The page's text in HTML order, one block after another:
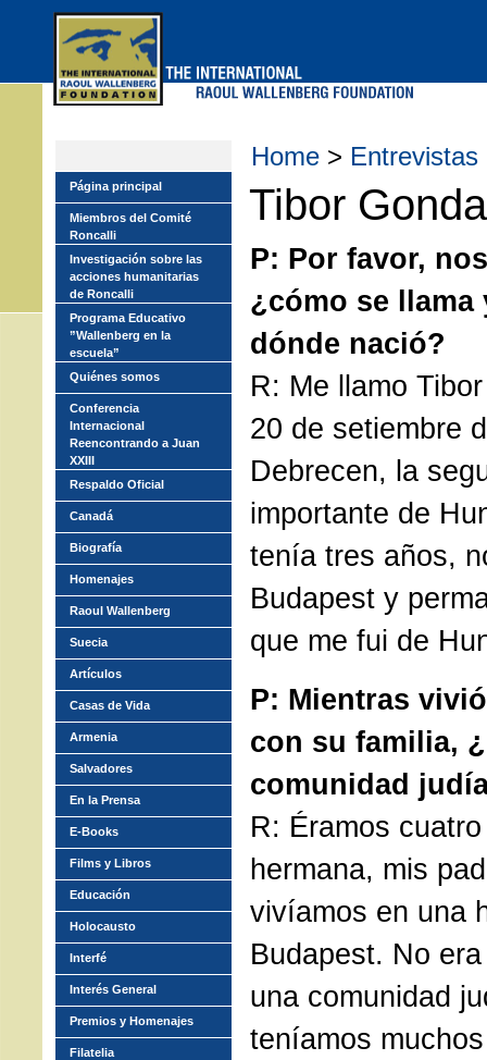
Home > Entrevistas
Tibor Gonda
P: Por favor,
¿cómo se llama
dónde nació?
R: Me llamo
20 de setiembre
Debrecen, la
importante de
tenía tres años,
Budapest y
que me fui de
P: Mientras
con su familia,
comunidad
R: Éramos
hermana, mis
vivíamos en una
Budapest. No
una comunidad
teníamos
Página principal
Miembros del Comité
Roncalli
Investigación sobre las
acciones humanitarias
de Roncalli
Programa Educativo
”Wallenberg en la
escuela”
Quiénes somos
Conferencia
Internacional
Reencontrando a Juan
XXIII
Respaldo Oficial
Canadá
Biografía
Homenajes
Raoul Wallenberg
Suecia
Artículos
Casas de Vida
Armenia
Salvadores
En la Prensa
E-Books
Films y Libros
Educación
Holocausto
Interfé
Interés General
Premios y Homenajes
Filatelia